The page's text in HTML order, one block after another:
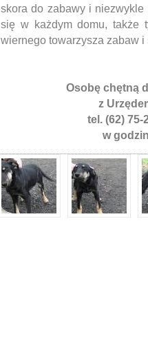
skora do zabawy i niezwykle
się w każdym domu, także
wiernego towarzysza zabaw i
Osobę chętną
z
tel. (62) 75-
w